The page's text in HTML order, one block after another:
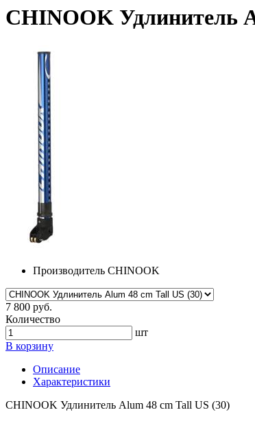
CHINOOK Удлинитель
Производитель CHINOOK
7 800 руб.
Количество
шт
В корзину
Описание
Характеристики
CHINOOK Удлинитель Alum 48 cm Tall US (30)